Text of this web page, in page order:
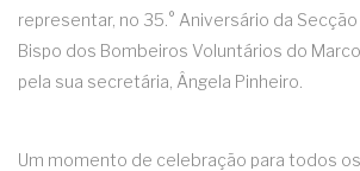
representar, no 35.° Aniversário da
Bispo dos Bombeiros Voluntários do
pela sua secretária, Ângela Pinheiro.
Um momento de celebração para todos